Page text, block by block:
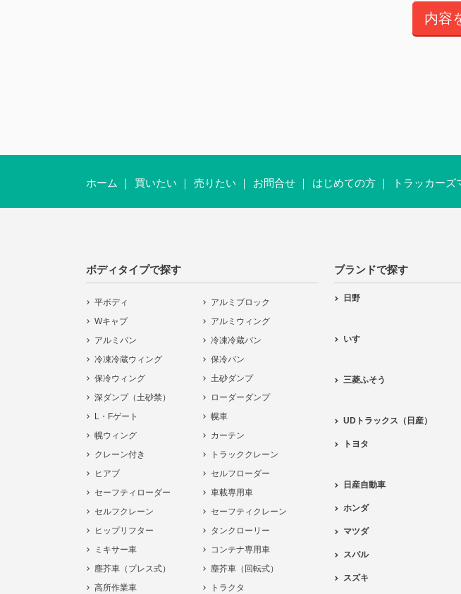
ホーム 買いたい 売りたい お問合せ はじめての方 トラッカーズ
ボディタイプで探す
平ボディ
アルミブロック
Wキャブ
アルミウィング
アルミバン
冷凍冷蔵バン
冷凍冷蔵ウィング
保冷バン
保冷ウィング
土砂ダンプ
深ダンプ（土砂禁）
ローダーダンプ
L・Fゲート
幌車
幌ウィング
カーテン
クレーン付き
トラッククレーン
ヒアブ
セルフローダー
セーフティローダー
車載専用車
セルフクレーン
セーフティクレーン
ヒップリフター
タンクローリー
ミキサー車
コンテナ専用車
塵芥車（プレス式）
塵芥車（回転式）
高所作業車
トラクタ
ブランドで探す
日野
いすゞ
三菱ふそう
UDトラックス（日産）
トヨタ
日産自動車
ホンダ
マツダ
スバル
スズキ